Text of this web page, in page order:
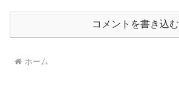
コメントを書き込む
ホーム